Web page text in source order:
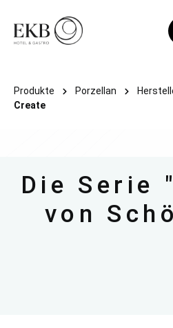
Produkte Porzellan
Create
Die Serie
von